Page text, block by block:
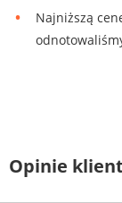
Najniższą
Opinie